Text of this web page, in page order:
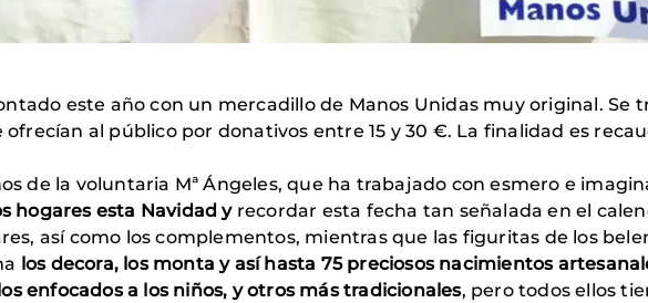
este año con un mercadillo de Manos Unidas muy original. Se
ofrecían al público por donativos entre 15 y 30 €. La finalidad es
de la voluntaria Mª Ángeles, que ha trabajado con esmero e
hogares esta Navidad y recordar esta fecha tan señalada en el
así como los complementos, mientras que las figuritas de los
los decora, los monta y así hasta 75 preciosos nacimientos
enfocados a los niños, y otros más tradicionales, pero todos ellos